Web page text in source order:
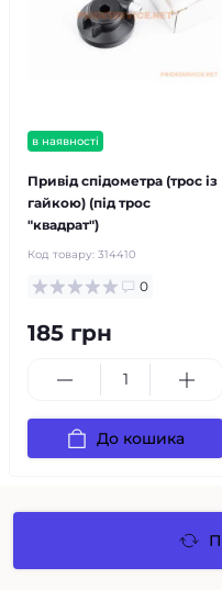
в наявності
Привід спідометра (трос із
гайкою) (під трос
"квадрат")
Код товару: 314410
0
185 грн
До кошика